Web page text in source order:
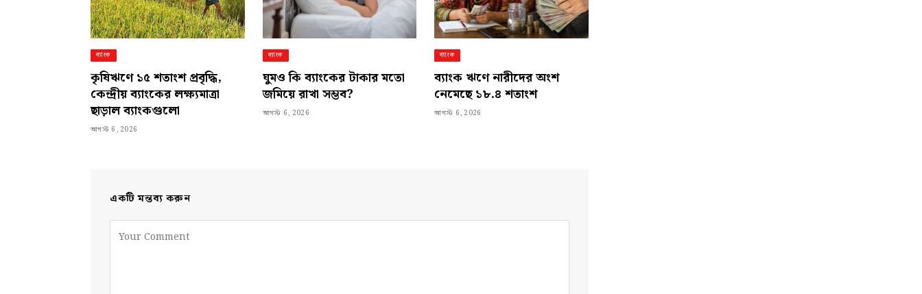
ব্যাংক
কৃষিঋণে ১৫ শতাংশ প্রবৃদ্ধি,
কেন্দ্রীয় ব্যাংকের লক্ষ্যমাত্রা
ছাড়াল ব্যাংকগুলো
আগস্ট 6, 2026
ব্যাংক
ঘুমও কি ব্যাংকের টাকার মতো
জমিয়ে রাখা সম্ভব?
আগস্ট 6, 2026
ব্যাংক
ব্যাংক ঋণে নারীদের অংশ
নেমেছে ১৮.৪ শতাংশ
আগস্ট 6, 2026
একটি মন্তব্য করুন